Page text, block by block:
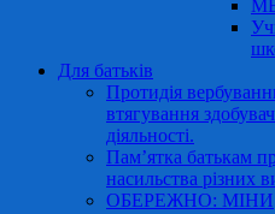
Для батьків
Протидія
втягування
діяльності.
Пам’ятка батькам
насильства різних
ОБЕРЕЖНО: МІНИ